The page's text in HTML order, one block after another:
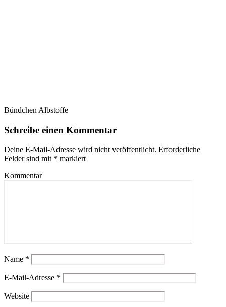
Bündchen Albstoffe
Schreibe einen Kommentar
Deine E-Mail-Adresse wird nicht veröffentlicht. Erforderliche
Felder sind mit * markiert
Kommentar
Name *
E-Mail-Adresse *
Website